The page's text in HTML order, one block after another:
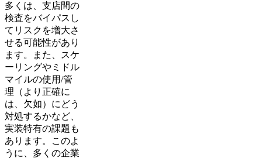
多くは、支店間の
検査をバイパスし
てリスクを増大さ
せる可能性があり
ます。また、スケ
ーリングやミドル
マイルの使用/管
理（より正確に
は、欠如）にどう
対処するかなど、
実装特有の課題も
あります。このよ
うに、多くの企業